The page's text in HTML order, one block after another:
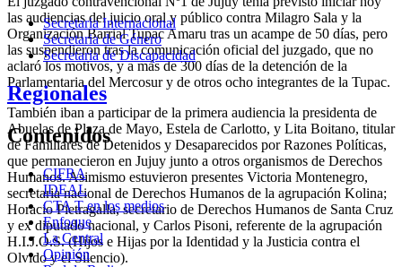
las audiencias del juicio oral y público contra Milagro Sala y la
Organización Barrial Tupac Amaru tras un acampe de 50 días, pero
las suspendieron tras la comunicación oficial del juzgado, que no
aclaró los motivos, y a más de 300 días de la detención de la
Parlamentaria del Mercosur y de otros ocho integrantes de la Tupac.
También iban a participar de la primera audiencia la presidenta de
Abuelas de Plaza de Mayo, Estela de Carlotto, y Lita Boitano, titular
de Familiares de Detenidos y Desaparecidos por Razones Políticas,
que permanecieron en Jujuy junto a otros organismos de Derechos
Humanos. Asimismo estuvieron presentes Victoria Montenegro,
secretaria nacional de Derechos Humanos de la agrupación Kolina;
Horacio Pietragalla, secretario de Derechos Humanos de Santa Cruz
y ex diputado nacional, y Carlos Pisoni, referente de la agrupación
H.I.J.O.S. (Hijos e Hijas por la Identidad y la Justicia contra el
Olvido y el Silencio).
Secretaria Internacional
Secretaria de Género
Secretaria de Discapacidad
Regionales
Contenidos
CIFRA
IDEAL
CTA T en los medios
Enfoque
La Central
Opinión